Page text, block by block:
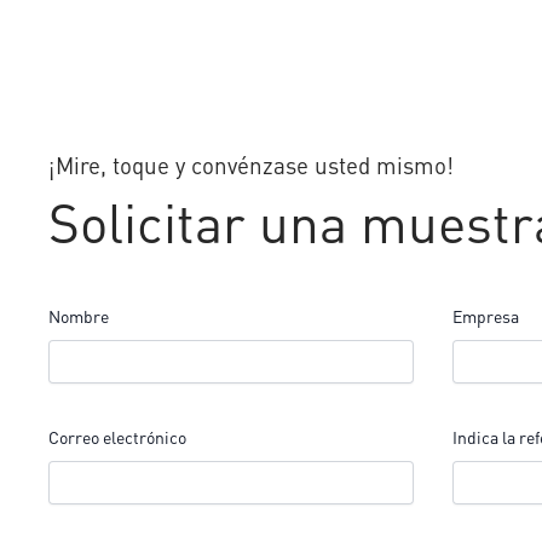
¡Mire, toque y convénzase usted mismo!
Solicitar una
Nombre Empresa
Correo electrónico Indica la